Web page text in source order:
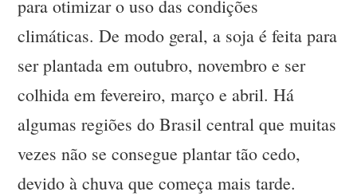
para otimizar o uso das condições
climáticas. De modo geral, a soja é feita para
ser plantada em outubro, novembro e ser
colhida em fevereiro, março e abril. Há
algumas regiões do Brasil central que muitas
vezes não se consegue plantar tão cedo,
devido à chuva que começa mais tarde.